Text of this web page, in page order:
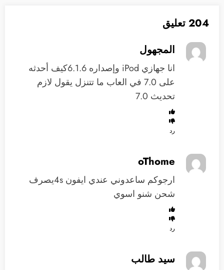
204 تعليق
المجهول
انا جهازي iPod وإصداره 6.1.6كيف أحدثه
على 7.0 في العاب ما تتنزل يقول لازم
تحديث 7.0
رد
oThome
ارجوكم ساعدوني عندي ايفون 4sيصرف
شحن شنو اسوي
رد
سيد طالب